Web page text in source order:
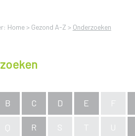
Home > Gezond A-Z > Onderzoeken
B C D E F
Q R S T U